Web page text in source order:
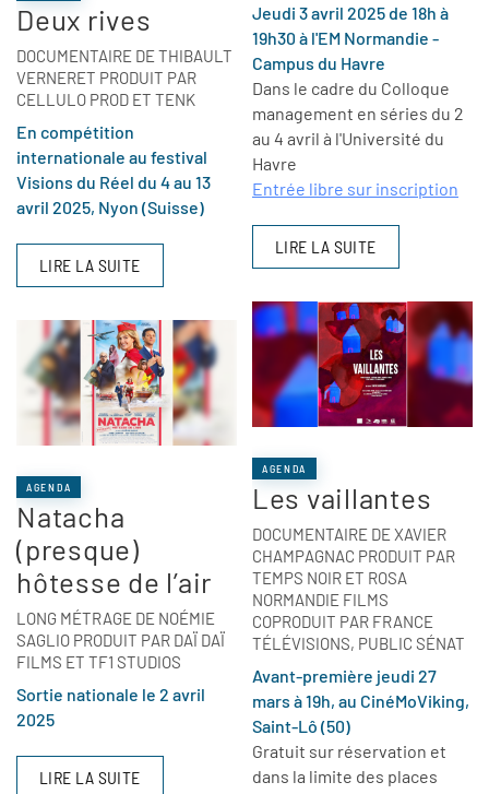
Deux rives
DOCUMENTAIRE DE THIBAULT
VERNERET PRODUIT PAR
CELLULO PROD ET TENK
En compétition
internationale au festival
Visions du Réel du 4 au 13
avril 2025, Nyon (Suisse)
LIRE LA SUITE
AGENDA
Natacha
(presque)
hôtesse de l’air
LONG MÉTRAGE DE NOÉMIE
SAGLIO PRODUIT PAR DAÏ DAÏ
FILMS ET TF1 STUDIOS
Sortie nationale le 2 avril
2025
LIRE LA SUITE
Jeudi 3 avril 2025 de 18h à
19h30 à l'EM Normandie -
Campus du Havre
Dans le cadre du Colloque
management en séries du 2
au 4 avril à l'Université du
Havre
Entrée libre sur inscription
LIRE LA SUITE
AGENDA
Les vaillantes
DOCUMENTAIRE DE XAVIER
CHAMPAGNAC PRODUIT PAR
TEMPS NOIR ET ROSA
NORMANDIE FILMS
COPRODUIT PAR FRANCE
TÉLÉVISIONS, PUBLIC SÉNAT
Avant-première jeudi 27
mars à 19h, au CinéMoViking,
Saint-Lô (50)
Gratuit sur réservation et
dans la limite des places